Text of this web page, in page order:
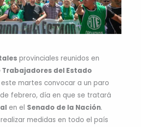
provinciales reunidos en
del Estado
martes convocar a un paro
de febrero, día en que se tratará
en el Senado de la Nación.
medidas en todo el país